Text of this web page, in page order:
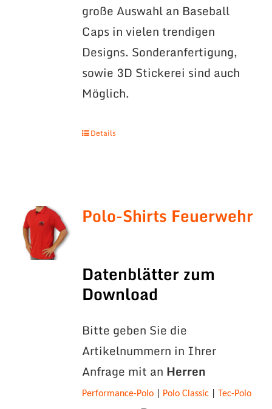
große Auswahl an Baseball
Caps in vielen trendigen
Designs. Sonderanfertigung,
sowie 3D Stickerei sind auch
Möglich.
Details
Polo-Shirts Feuerwehr
Datenblätter zum
Download
Bitte geben Sie die
Artikelnummern in Ihrer
Anfrage mit an Herren
Performance-Polo| Polo Classic| Tec-Polo